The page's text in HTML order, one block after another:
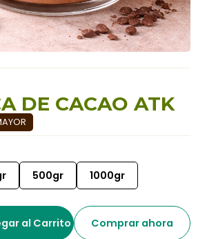
DE CACAO ATK
500gr 1000gr
al Carrito Comprar ahora